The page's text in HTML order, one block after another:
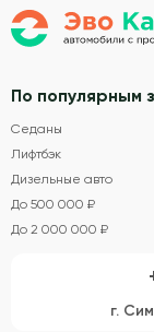
По популярным
Седаны
Лифтбэк
Дизельные авто
До 500 000 ₽
До 2 000 000 ₽
г.